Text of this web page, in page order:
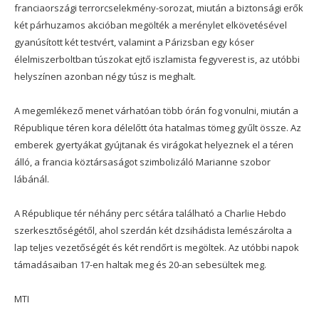
franciaországi terrorcselekmény-sorozat, miután a biztonsági erők
két párhuzamos akcióban megölték a merénylet elkövetésével
gyanúsított két testvért, valamint a Párizsban egy kóser
élelmiszerboltban túszokat ejtő iszlamista fegyverest is, az utóbbi
helyszínen azonban négy túsz is meghalt.
A megemlékező menet várhatóan több órán fog vonulni, miután a
République téren kora délelőtt óta hatalmas tömeg gyűlt össze. Az
emberek gyertyákat gyújtanak és virágokat helyeznek el a téren
álló, a francia köztársaságot szimbolizáló Marianne szobor
lábánál.
A République tér néhány perc sétára található a Charlie Hebdo
szerkesztőségétől, ahol szerdán két dzsihádista lemészárolta a
lap teljes vezetőségét és két rendőrt is megöltek. Az utóbbi napok
támadásaiban 17-en haltak meg és 20-an sebesültek meg.
MTI